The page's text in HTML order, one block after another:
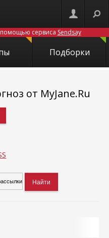
помощью сервиса Sendsay
Подборки
от MyJane.Ru